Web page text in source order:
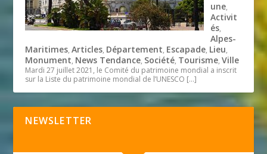
une,
Activit
és,
Alpes-
Maritimes,Articles, Département, Escapade, Lieu,
Monument, News Tendance, Société, Tourisme,Ville
Mardi 27 juillet 2021, le Comité du patrimoine mondial a inscrit
sur la Liste du patrimoine mondial de l’UNESCO […]
NEWSLETTER